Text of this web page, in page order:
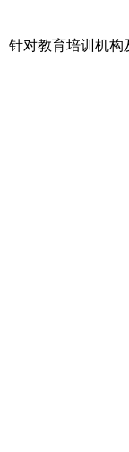
对教育培训机构